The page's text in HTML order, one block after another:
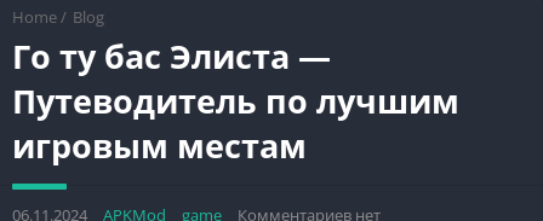
Home / Blog
Го ту бас Элиста —
Путеводитель по лучшим
игровым местам
06.11.2024 APKMod game Комментариев нет